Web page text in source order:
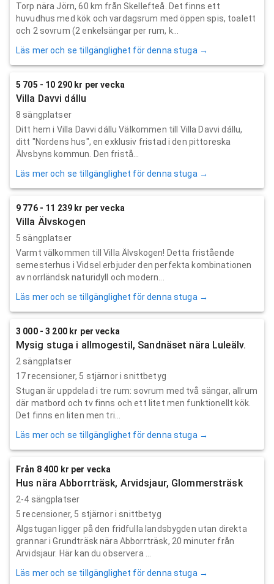
Torp nära Jörn, 60 km från Skellefteå. Det finns ett
huvudhus med kök och vardagsrum med öppen spis, toalett
och 2 sovrum (2 enkelsängar per rum, k...
Läs mer och se tillgänglighet för denna stuga →
5 705 - 10 290 kr per vecka
Villa Davvi dállu
8 sängplatser
Ditt hem i Villa Davvi dállu Välkommen till Villa Davvi dállu,
ditt "Nordens hus", en exklusiv fristad i den pittoreska
Älvsbyns kommun. Den fristå...
Läs mer och se tillgänglighet för denna stuga →
9 776 - 11 239 kr per vecka
Villa Älvskogen
5 sängplatser
Varmt välkommen till Villa Älvskogen! Detta fristående
semesterhus i Vidsel erbjuder den perfekta kombinationen
av norrländsk naturidyll och modern...
Läs mer och se tillgänglighet för denna stuga →
3 000 - 3 200 kr per vecka
Mysig stuga i allmogestil, Sandnäset nära Luleälv.
2 sängplatser
17recensioner, 5 stjärnor i snittbetyg
Stugan är uppdelad i tre rum: sovrum med två sängar, allrum
där matbord och tv finns och ett litet men funktionellt kök.
Det finns en liten men tri...
Läs mer och se tillgänglighet för denna stuga →
Från 8 400 kr per vecka
Hus nära Abborrträsk, Arvidsjaur, Glommersträsk
2-4 sängplatser
5 recensioner, 5 stjärnor i snittbetyg
Älgstugan ligger på den fridfulla landsbygden utan direkta
grannar i Grundträsk nära Abborrträsk, 20 minuter från
Arvidsjaur. Här kan du observera ...
Läs mer och se tillgänglighet för denna stuga →